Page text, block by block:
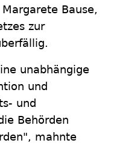
Bause,
zur
unabhängige
und
und
Behörden
mahnte